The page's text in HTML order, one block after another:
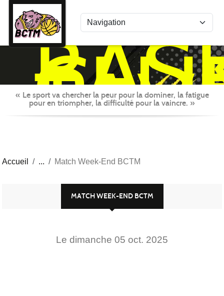
« Le sport va chercher la peur pour la dominer, la fatigue
pour en triompher, la difficulté pour la vaincre. »
Accueil Match Week-End BCTM
MATCH WEEK-END BCTM
Le dimanche 05 oct. 2025
Panneau de gestion des cookies